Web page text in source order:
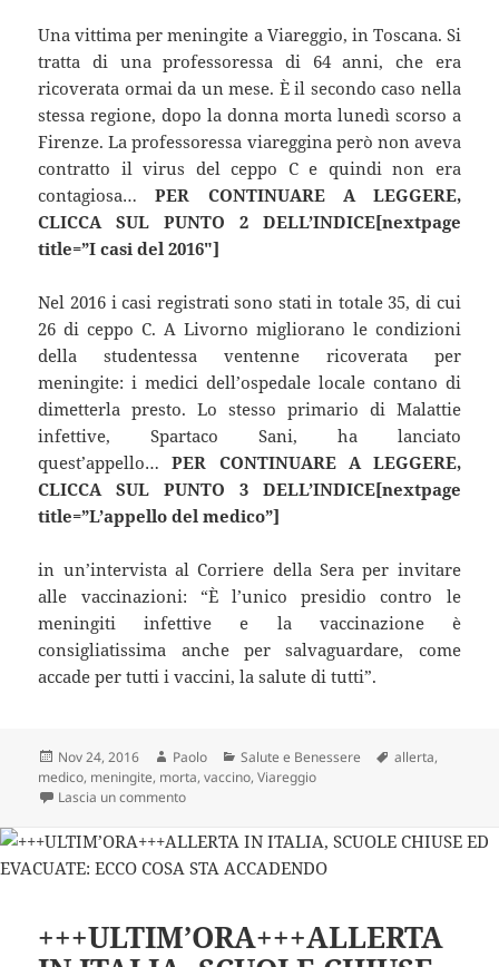
Una vittima per meningite a Viareggio, in Toscana. Si
tratta di una professoressa di 64 anni, che era
ricoverata ormai da un mese. È il secondo caso nella
stessa regione, dopo la donna morta lunedì scorso a
Firenze. La professoressa viareggina però non aveva
contratto il virus del ceppo C e quindi non era
contagiosa…PER CONTINUARE A LEGGERE,
CLICCA SUL PUNTO 2 DELL’INDICE[nextpage
title=”I casi del 2016″]
Nel 2016 i casi registrati sono stati in totale 35, di cui
26 di ceppo C. A Livorno migliorano le condizioni
della studentessa ventenne ricoverata per
meningite: i medici dell’ospedale locale contano di
dimetterla presto. Lo stesso primario di Malattie
infettive, Spartaco Sani, ha lanciato
quest’appello…PER CONTINUARE A LEGGERE,
CLICCA SUL PUNTO 3 DELL’INDICE[nextpage
title=”L’appello del medico”]
in un’intervista al Corriere della Sera per invitare
alle vaccinazioni: “È l’unico presidio contro le
meningiti infettive e la vaccinazione è
consigliatissima anche per salvaguardare, come
accade per tutti i vaccini, la salute di tutti”.
Scritto
il
Nov 24, 2016 Autore
Paolo Categorie
Salute e Benessere Tag
allerta,
medico, meningite, morta,vaccino,Viareggio
Lascia un commentosu Salute, un’altra vittima in Italia e il virus ora fa
+++ULTIM’ORA+++ALLERTA